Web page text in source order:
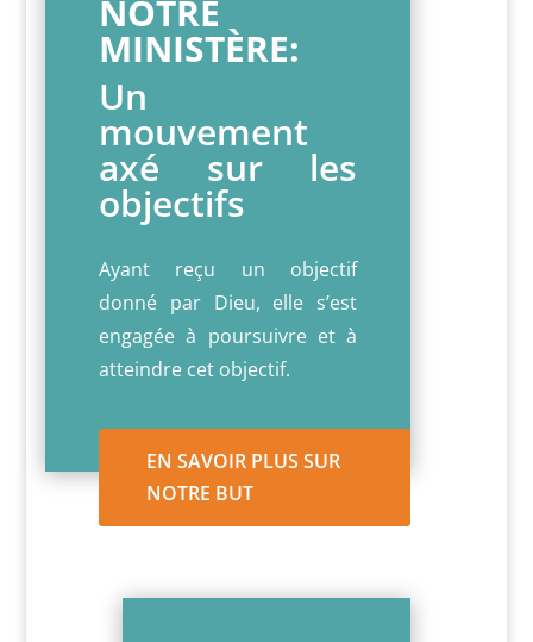
NOTRE
MINISTÈRE:
Un
mouvement
axé sur les
objectifs
Ayant reçu un objectif
donné par Dieu, elle s’est
engagée à poursuivre et à
atteindre cet objectif.
EN SAVOIR PLUS SUR
NOTRE BUT